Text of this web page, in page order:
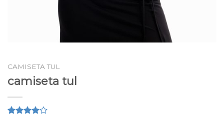
CAMISETA TUL
camiseta tul